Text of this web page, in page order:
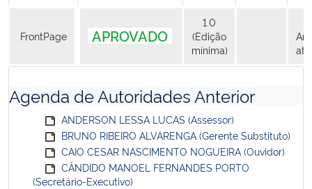
FrontPage APROVADO
1.0
(Edição
mínima)
Agenda de Autoridades Anterior
ANDERSON LESSA LUCAS (Assessor)
BRUNO RIBEIRO ALVARENGA (Gerente Substituto)
CAIO CESAR NASCIMENTO NOGUEIRA (Ouvidor)
CÂNDIDO MANOEL FERNANDES PORTO
(Secretário-Executivo)